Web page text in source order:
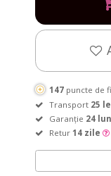
147 puncte de
Transport 25
Garanție 24
Retur 14 zile